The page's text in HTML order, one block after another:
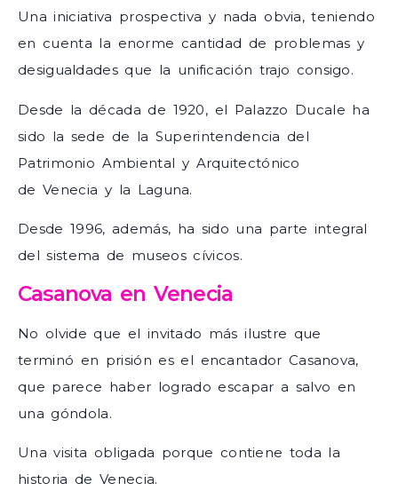
Una iniciativa prospectiva y nada obvia, teniendo
en cuenta la enorme cantidad de problemas y
desigualdades que la unificación trajo consigo.
Desde la década de 1920, el Palazzo Ducale ha
sido la sede de la Superintendencia del
Patrimonio Ambiental y Arquitectónico
de Venecia y la Laguna.
Desde 1996, además, ha sido una parte integral
del sistema de museos cívicos.
Casanova en Venecia
No olvide que el invitado más ilustre que
terminó en prisión es el encantador Casanova,
que parece haber logrado escapar a salvo en
una góndola.
Una visita obligada porque contiene toda la
historia de Venecia.